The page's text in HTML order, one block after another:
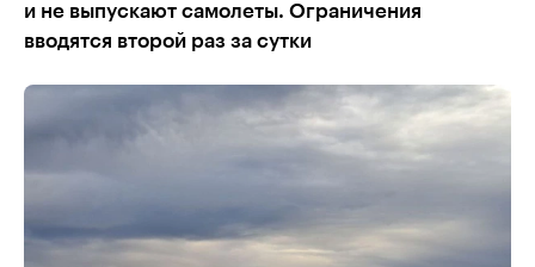
и не выпускают самолеты. Ограничения
вводятся второй раз за сутки